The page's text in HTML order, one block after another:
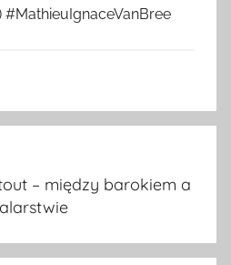
#MathieuIgnaceVanBree
– między barokiem a